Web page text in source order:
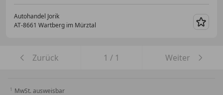
Autohandel Jorik
AT-8661 Wartberg im Mürztal
Zurück 1 / 1 Weiter
MwSt. ausweisbar